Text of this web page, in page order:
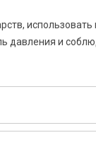
давления и